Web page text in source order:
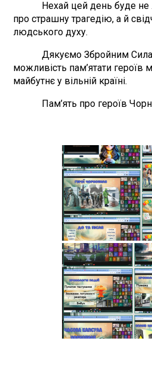
Нехай цей день буде не
про страшну трагедію, а й
людського духу.
Дякуємо Збройним Силам
можливість пам’ятати героїв
майбутнє у вільній країні.
Пам’ять про героїв